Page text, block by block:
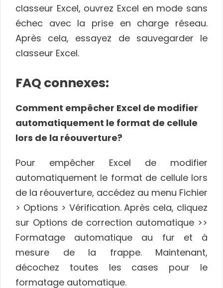
classeur Excel, ouvrez Excel en mode sans
échec avec la prise en charge réseau.
Après cela, essayez de sauvegarder le
classeur Excel.
FAQ connexes:
Comment empêcher Excel de modifier
automatiquement le format de cellule
lors de la réouverture?
Pour empêcher Excel de modifier
automatiquement le format de cellule lors
de la réouverture, accédez au menu Fichier
> Options > Vérification. Après cela, cliquez
sur Options de correction automatique >>
Formatage automatique au fur et à
mesure de la frappe. Maintenant,
décochez toutes les cases pour le
formatage automatique.